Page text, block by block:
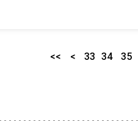
<< < 33 34 35